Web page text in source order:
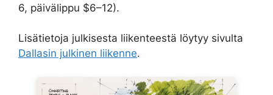
6, päivälippu $6–12).
Lisätietoja julkisesta liikenteestä löytyy sivulta
Dallasin julkinen liikenne.